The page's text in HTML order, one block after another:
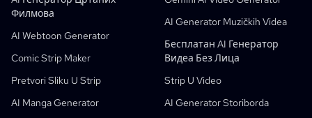
Филмова
AI Webtoon Generator
Comic Strip Maker
Pretvori Sliku U Strip
AI Manga Generator
AI Generator Muzičkih Videa
Бесплатан AI Генератор
Видеа Без Лица
Strip U Video
AI Generator Storiborda
Besplatni AI Generator Stripova
AI Манга Студио
Strip U Video
Novo
Music To Video
Free AI Motion Designer
Video U Strip
Generator Priče Glasom
Nastavnici I Učenici
Obrazovanje
Enterprise
Startapi
Креатори
Otvoreni Kod
Секвенцијална Уметност
SHOTDECK
Black Forest Labs
Repliciraj
ElevenLabs
Comflowy
OmniAudio
PuppyAgent
Маркетинг Садржаја
Marketing Proizvoda
Graph Comics For Dynamic Graphs
Enterprise
AI Alati Za Nastavnike I Učenike